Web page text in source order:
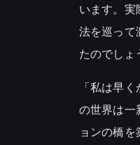
います。実
法を巡って
たのでしょ
「私は早
の世界は一
ョンの橋